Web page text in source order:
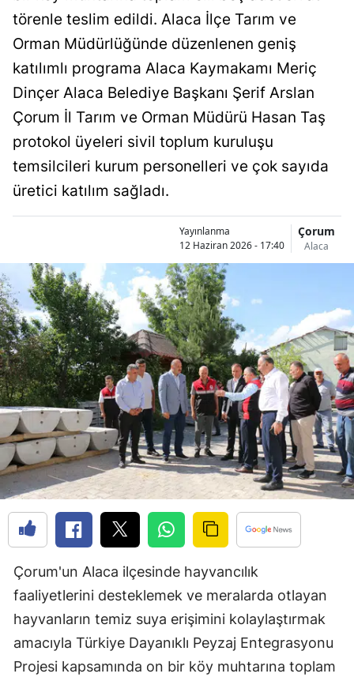
Bingöl
Bitlis
Burdur
Bursa
Çanakkale
Çorum
Diyarbakır
Edirne
Elazığ
Erzincan
Erzurum
Eskişehir
Gaziantep
Giresun
Gümüşhane
Hakkari
Hatay
Isparta
törenle teslim edildi. Alaca İlçe Tarım ve
Orman Müdürlüğünde düzenlenen geniş
katılımlı programa Alaca Kaymakamı Meriç
Dinçer Alaca Belediye Başkanı Şerif Arslan
Çorum İl Tarım ve Orman Müdürü Hasan Taş
protokol üyeleri sivil toplum kuruluşu
temsilcileri kurum personelleri ve çok sayıda
üretici katılım sağladı.
Yayınlanma
12 Haziran 2026 - 17:40
Çorum
Alaca
Çorum'un Alaca ilçesinde hayvancılık
faaliyetlerini desteklemek ve meralarda otlayan
hayvanların temiz suya erişimini kolaylaştırmak
amacıyla Türkiye Dayanıklı Peyzaj Entegrasyonu
Projesi kapsamında on bir köy muhtarına toplam